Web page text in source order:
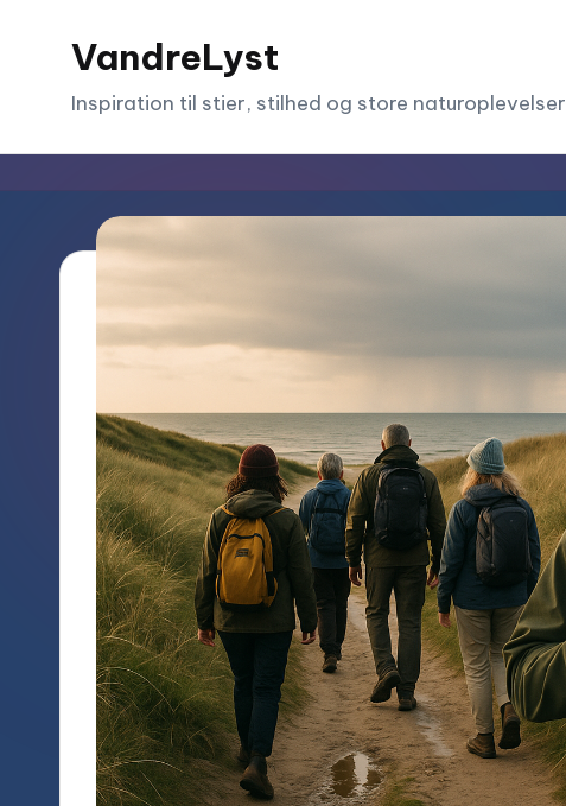
VandreLyst
Inspiration til stier, stilhed og store naturoplevelser